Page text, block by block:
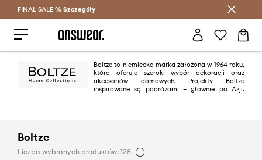
Oszczędzaj z Answear Club >
FINAL SALE % Szczegóły
Boltze to niemiecka marka założona w 1964 roku,
która oferuje szeroki wybór dekoracji oraz
akcesoriów domowych. Projekty Boltze
inspirowane są podróżami – głownie po Azji.
Boltze
Liczba wybranych produktów: 128